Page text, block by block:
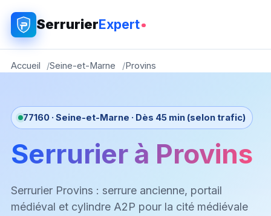
SerrurierExpert
Accueil Seine-et-Marne Provins
77160 · Seine-et-Marne · Dès 45 min (selon trafic)
Serrurier à Provins
Serrurier Provins : serrure ancienne, portail
médiéval et cylindre A2P pour la cité médiévale